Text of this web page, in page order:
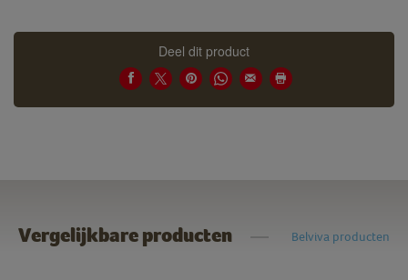
Deel dit product
Vergelijkbare producten Belviva producten